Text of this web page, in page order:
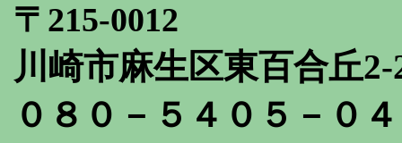
〒215-0012
川崎市麻生区東百合丘2-
０８０－５４０５－０